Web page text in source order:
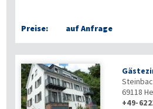
Preise: auf Anfrage
69118
+49-